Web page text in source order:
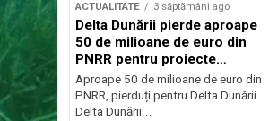
ACTUALITATE 3 săptămâni ago
Delta Dunării pierde aproape
50 de milioane de euro din
PNRR pentru proiecte
esențiale
Aproape 50 de milioane de euro din
PNRR, pierduți pentru Delta Dunării
Delta Dunării...